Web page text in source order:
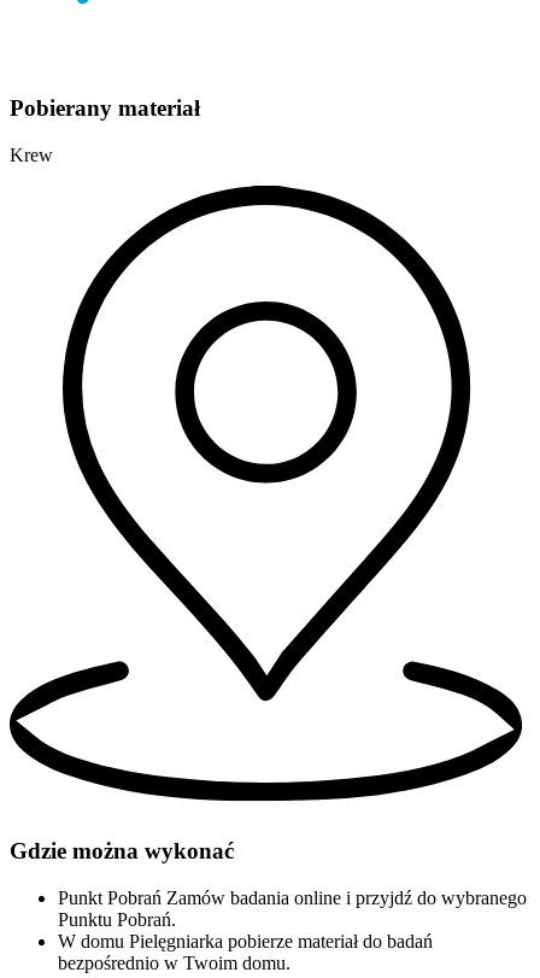
Pobierany materiał
Krew
Gdzie można wykonać
Punkt Pobrań Zamów badania online i przyjdź do wybranego
Punktu Pobrań.
W domu Pielęgniarka pobierze materiał do badań
bezpośrednio w Twoim domu.